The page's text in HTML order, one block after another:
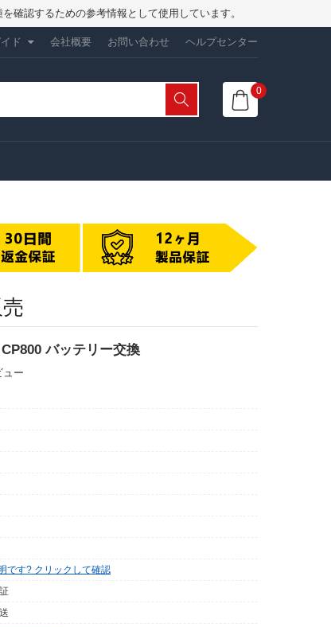
確認するための参考情報として使用しています。
ド 会社概要 お問い合わせ ヘルプセンター
0
バッテリー交換
ュー
です? クリックして確認